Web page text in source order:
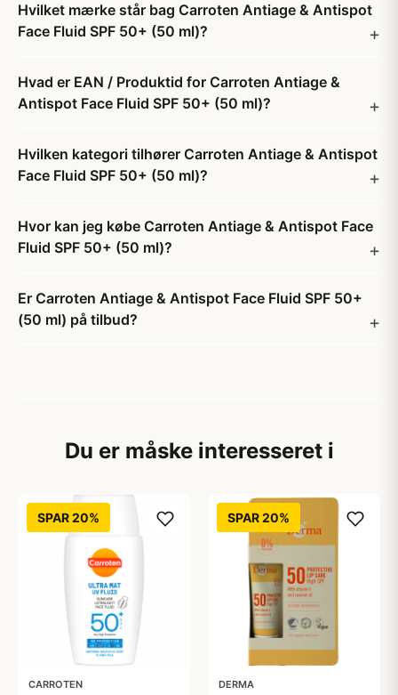
Hvilket mærke står bag Carroten Antiage & Antispot
Face Fluid SPF 50+ (50 ml)?
Hvad er EAN / Produktid for Carroten Antiage &
Antispot Face Fluid SPF 50+ (50 ml)?
Hvilken kategori tilhører Carroten Antiage & Antispot
Face Fluid SPF 50+ (50 ml)?
Hvor kan jeg købe Carroten Antiage & Antispot Face
Fluid SPF 50+ (50 ml)?
Er Carroten Antiage & Antispot Face Fluid SPF 50+
(50 ml) på tilbud?
Du er måske interesseret i
SPAR 20%
CARROTEN
SPAR 20%
DERMA